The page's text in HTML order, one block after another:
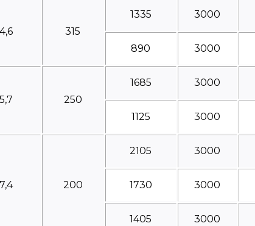
4,6 315
1335 3000
890 3000
5,7 250
1685 3000
1125 3000
7,4 200
2105 3000
1730 3000
1405 3000